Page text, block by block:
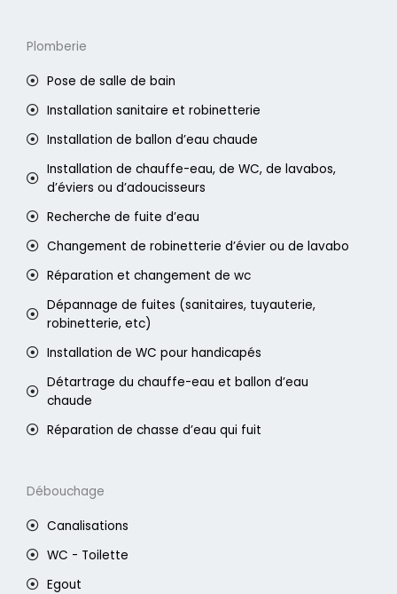
Plomberie
Pose de salle de bain
Installation sanitaire et robinetterie
Installation de ballon d’eau chaude
Installation de chauffe-eau, de WC, de lavabos,
d’éviers ou d’adoucisseurs
Recherche de fuite d’eau
Changement de robinetterie d’évier ou de lavabo
Réparation et changement de wc
Dépannage de fuites (sanitaires, tuyauterie,
robinetterie, etc)
Installation de WC pour handicapés
Détartrage du chauffe-eau et ballon d’eau
chaude
Réparation de chasse d’eau qui fuit
Débouchage
Canalisations
WC - Toilette
Egout